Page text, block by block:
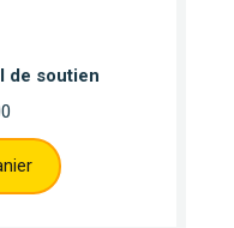
de soutien